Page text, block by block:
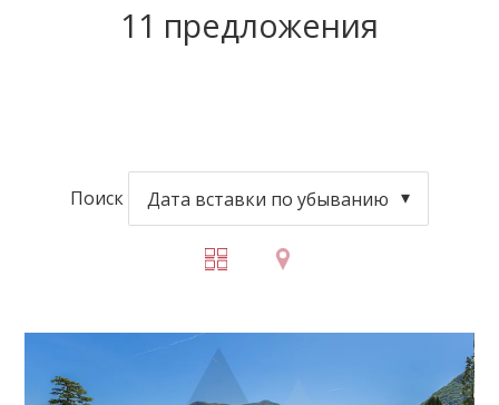
11 предложения
Поиск Дата вставки по убыванию